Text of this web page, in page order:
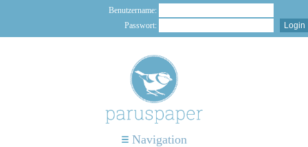
Benutzername:
Passwort:
Navigation